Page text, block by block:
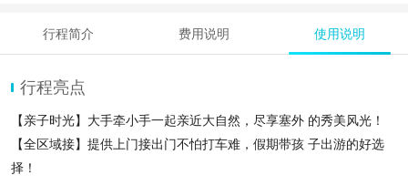
行程简介 费用说明 使用说明
行程亮点
【亲子时光】大手牵小手一起亲近大自然，尽享塞外 的秀美风光！
【全区域接】提供上门接出门不怕打车难，假期带孩 子出游的好选
择！